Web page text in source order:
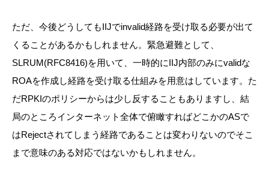
ただ、今後どうしてもIIJでinvalid経路を受け取る必要が出て
くることがあるかもしれません。緊急避難として、
SLRUM(RFC8416)を用いて、一時的にIIJ内部のみにvalidな
ROAを作成し経路を受け取る仕組みを用意はしています。た
だRPKIのポリシーからは少し反することもありますし、結
局のところインターネット全体で俯瞰すればどこかのASで
はRejectされてしまう経路であることは変わりないのでそこ
まで意味のある対応ではないかもしれません。